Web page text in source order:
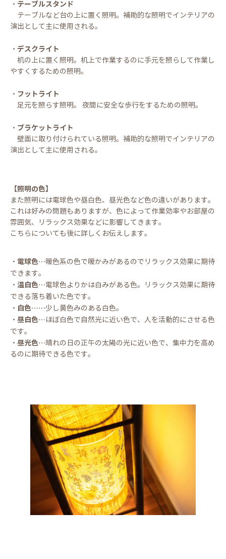
・テーブルスタンド
テーブルなど台の上に置く照明。補助的な照明でインテリアの
演出として主に使用される。
・デスクライト
机の上に置く照明。机上で作業するのに手元を照らして作業し
やすくするための照明。
・フットライト
足元を照らす照明。 夜間に安全な歩行をするための照明。
・ブラケットライト
壁面に取り付けられている照明。補助的な照明でインテリアの
演出として主に使用される。
【照明の色】
また照明には電球色や昼白色、昼光色など色の違いがあります。
これは好みの問題もありますが、色によって作業効率やお部屋の
雰囲気、リラックス効果などに影響してきます。
こちらについても後に詳しくお伝えします。
・電球色…暖色系の色で暖かみがあるのでリラックス効果に期待
できます。
・温白色…電球色よりかは白みがある色。リラックス効果に期待
できる落ち着いた色です。
・白色……少し黄色みのある白色。
・昼白色…ほぼ白色で自然光に近い色で、人を活動的にさせる色
です。
・昼光色…晴れの日の正午の太陽の光に近い色で、集中力を高め
るのに期待できる色です。